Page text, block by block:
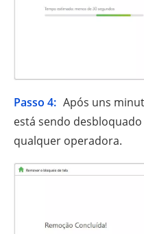
Passo 4: Após uns
está sendo
qualquer operadora.